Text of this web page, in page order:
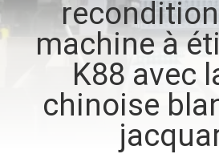
NOUS
L'USINE
machine à
K88 avec
chinoise